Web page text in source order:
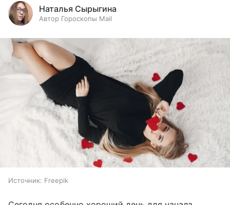
Наталья Сырыгина
Автор Гороскопы Mail
Источник: Freepik